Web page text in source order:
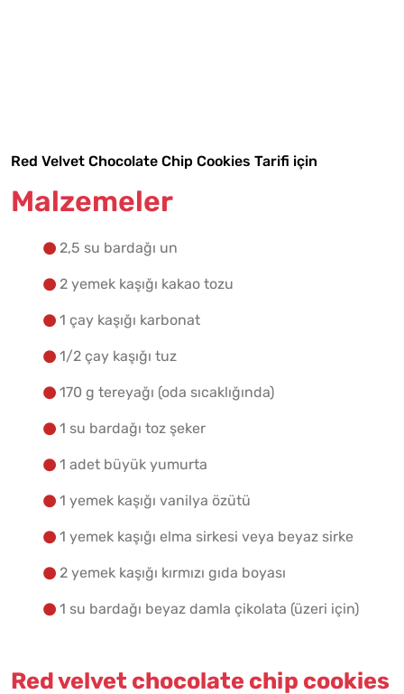
Yapılış Adımlarına Geç
Red Velvet Chocolate Chip Cookies Tarifi için
Malzemeler
2,5 su bardağı un
2 yemek kaşığı kakao tozu
1 çay kaşığı karbonat
1/2 çay kaşığı tuz
170 g tereyağı (oda sıcaklığında)
1 su bardağı toz şeker
1 adet büyük yumurta
1 yemek kaşığı vanilya özütü
1 yemek kaşığı elma sirkesi veya beyaz sirke
2 yemek kaşığı kırmızı gıda boyası
1 su bardağı beyaz damla çikolata (üzeri için)
Red velvet chocolate chip cookies